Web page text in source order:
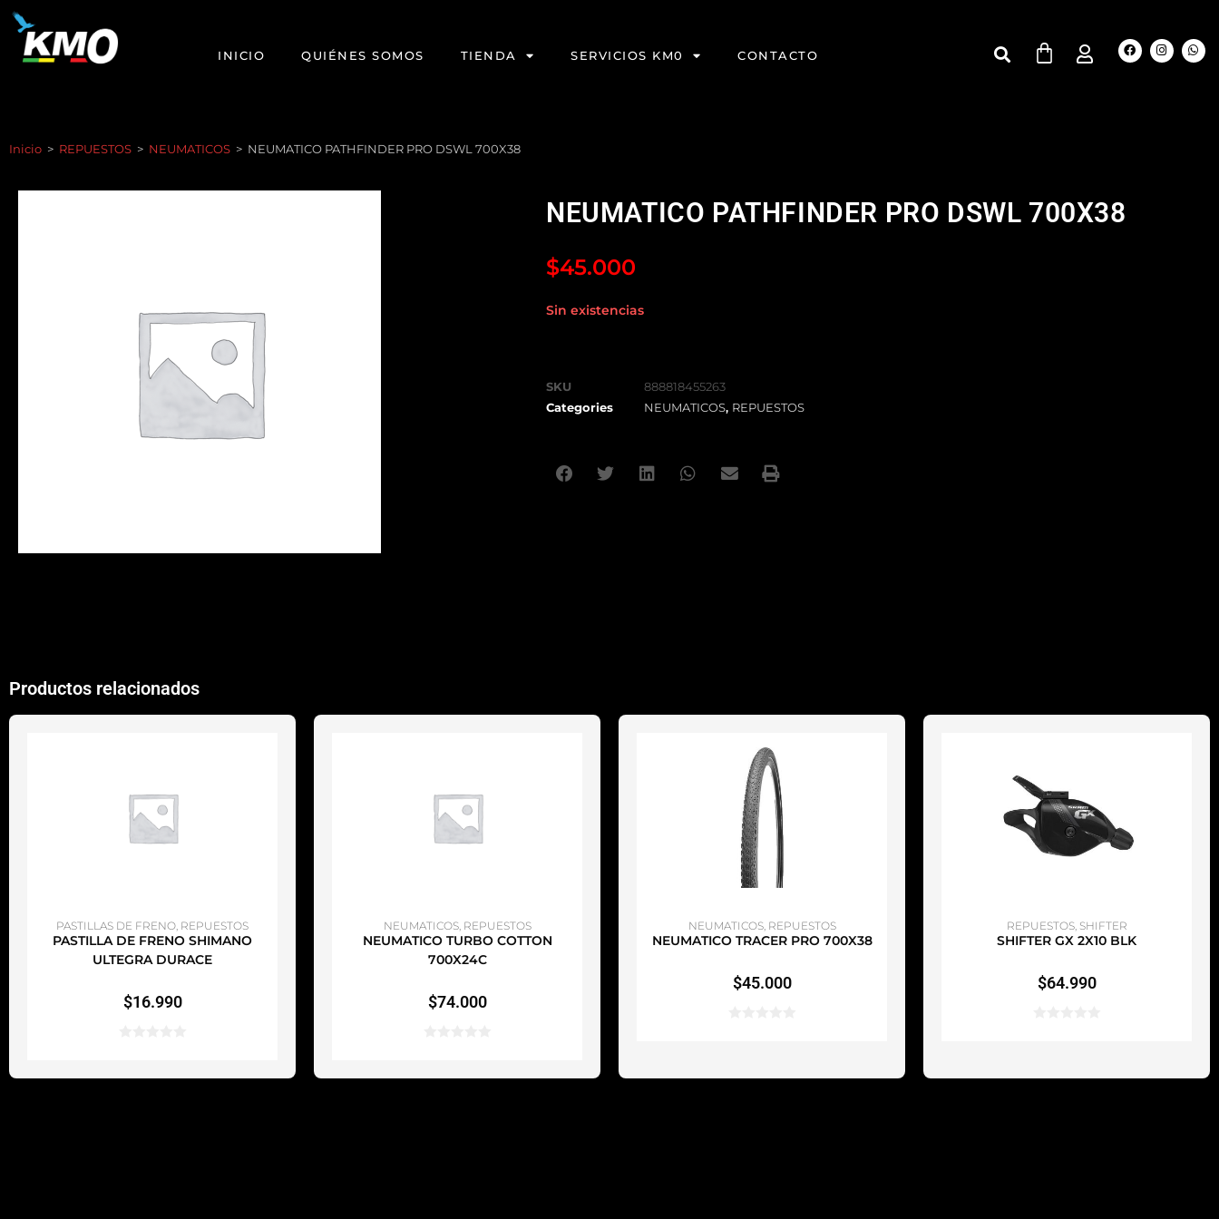
INICIO QUIÉNES SOMOS TIENDA SERVICIOS KM0 CONTACTO
Inicio > REPUESTOS > NEUMATICOS > NEUMATICO PATHFINDER PRO DSWL 700X38
NEUMATICO PATHFINDER PRO DSWL 700X38
$45.000
Sin existencias
SKU
888818455263
Categories
NEUMATICOS, REPUESTOS
Productos relacionados
AÑADIR AL CARRITO
PASTILLAS DE FRENO, REPUESTOS
PASTILLA DE FRENO SHIMANO
ULTEGRA DURACE
$16.990
AÑADIR AL CARRITO
NEUMATICOS, REPUESTOS
NEUMATICO TURBO COTTON
700X24C
$74.000
AÑADIR AL CARRITO
NEUMATICOS, REPUESTOS
NEUMATICO TRACER PRO 700X38
$45.000
AÑADIR AL CARRITO
REPUESTOS, SHIFTER
SHIFTER GX 2X10 BLK
$64.990